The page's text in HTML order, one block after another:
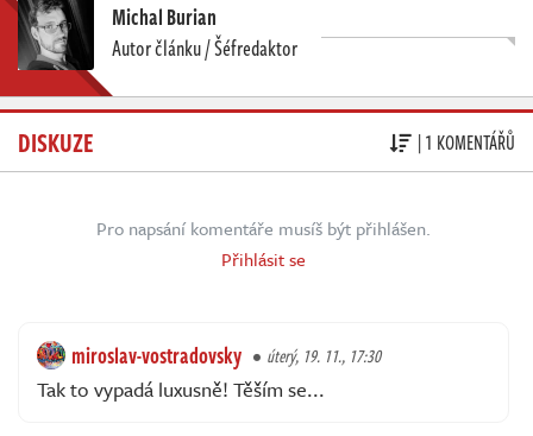
Michal Burian
Autor článku / Šéfredaktor
DISKUZE | 1 KOMENTÁŘŮ
Pro napsání komentáře musíš být přihlášen.
Přihlásit se
miroslav-vostradovsky úterý, 19. 11., 17:30
Tak to vypadá luxusně! Těším se...